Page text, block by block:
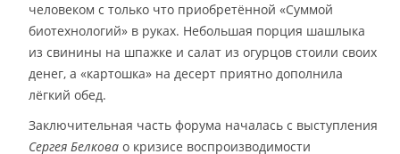
человеком с только что приобретённой «Суммой
биотехнологий» в руках. Небольшая порция шашлыка
из свинины на шпажке и салат из огурцов стоили своих
денег, а «картошка» на десерт приятно дополнила
лёгкий обед.
Заключительная часть форума началась с выступления
Сергея Белкова о кризисе воспроизводимости